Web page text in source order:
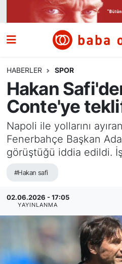
HABERLER SPOR
Hakan
Conte'ye
Napoli ile yollarını
Fenerbahçe Başkan
görüştüğü iddia edildi.
#Hakan safi
02.06.2026 - 17:05
YAYINLANMA
Siyaset
Ekonomi
Dünya
Kültür ve Sanat
Eğitim
Bilim ve Teknoloji
Yazı Dizisi
Nöbetçi Eczaneler
Namaz Vakitleri
Trafik Durumu
Süper Lig Puan
Tüm Manşetler
Son Dakika Haberleri
Haber Arşivi